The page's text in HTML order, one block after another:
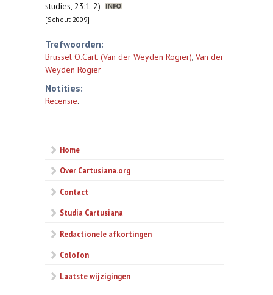
studies, 23:1-2)
[Scheut 2009]
Trefwoorden:
Brussel O.Cart. (Van der Weyden Rogier), Van der
Weyden Rogier
Notities:
Recensie.
Home
Over Cartusiana.org
Contact
Studia Cartusiana
Redactionele afkortingen
Colofon
Laatste wijzigingen